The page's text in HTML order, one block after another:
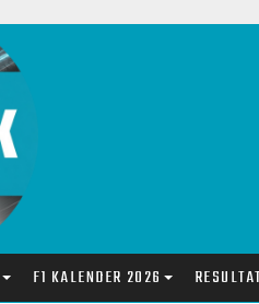
F1 KALENDER 2026